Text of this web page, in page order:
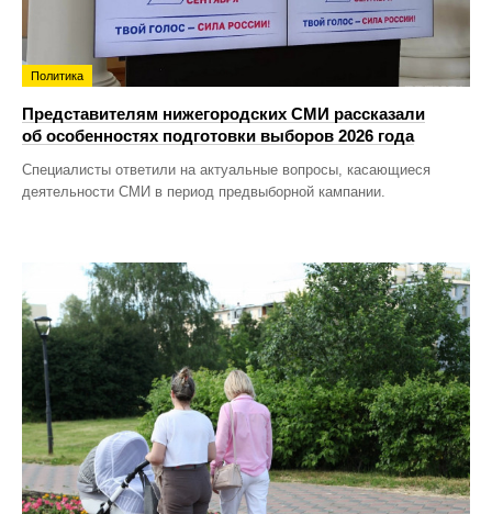
Политика
Представителям нижегородских СМИ рассказали
об особенностях подготовки выборов 2026 года
Специалисты ответили на актуальные вопросы, касающиеся
деятельности СМИ в период предвыборной кампании.